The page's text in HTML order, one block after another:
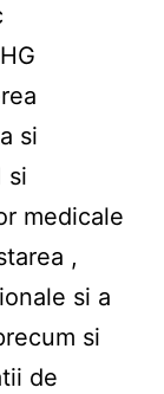
si
si
medicale
,
si a
si
de